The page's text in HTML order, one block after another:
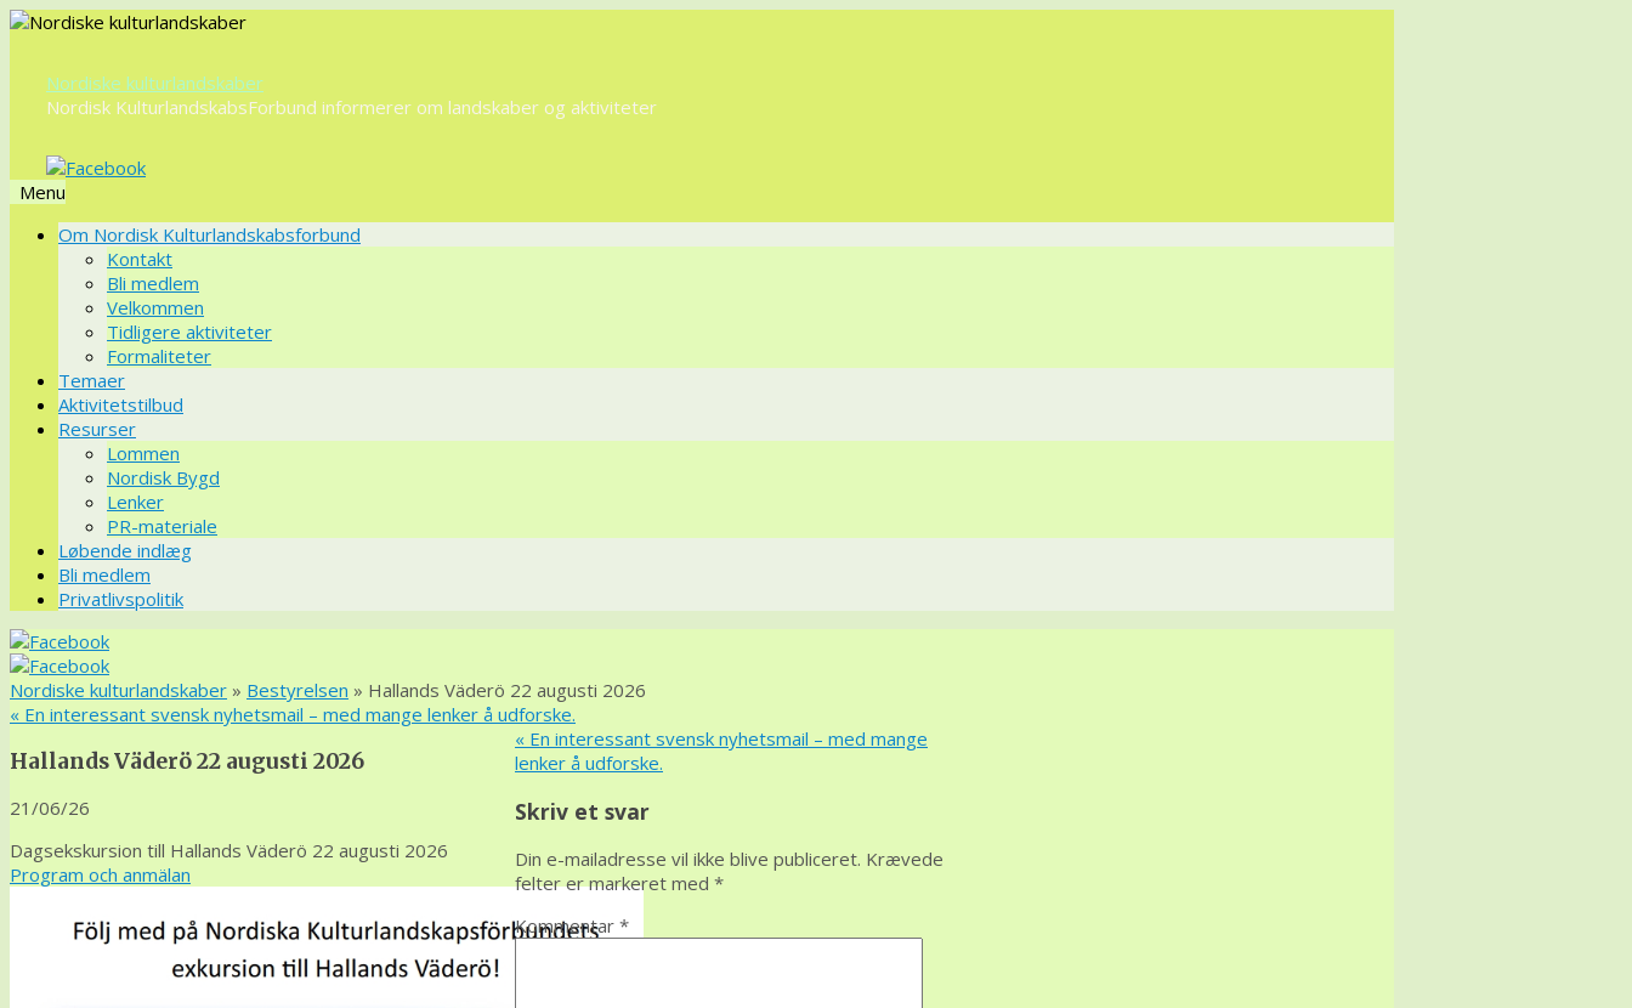
Nordiske kulturlandskaber
Nordisk KulturlandskabsForbund informerer om landskaber og aktiviteter
Menu
VidereOm Nordisk Kulturlandskabsforbund
Kontakt
Bli medlem
Velkommen
Tidligere aktiviteter
Formaliteter
Temaer
Aktivitetstilbud
Resurser
Lommen
Nordisk Bygd
Lenker
PR-materiale
Løbende indlæg
Bli medlem
Privatlivspolitik
Nordiske kulturlandskaber » Bestyrelsen » Hallands Väderö 22 augusti 2026
« En interessant svensk nyhetsmail – med mange lenker å udforske.
Hallands Väderö 22 augusti 2026
21/06/26
Dagsekskursion till Hallands Väderö 22 augusti 2026
Program och anmälan
« En interessant svensk nyhetsmail – med mange
lenker å udforske.
Skriv et svar
Din e-mailadresse vil ikke blive publiceret. Krævede
felter er markeret med *
Kommentar *